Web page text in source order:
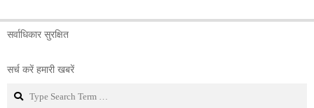
सर्वाधिकार सुरक्षित
सर्च करें हमारी खबरें